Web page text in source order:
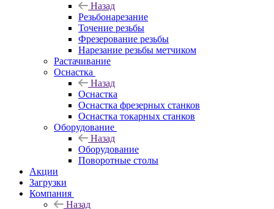
Назад
Резьбонарезание
Точение резьбы
Фрезерование резьбы
Нарезание резьбы метчиком
Растачивание
Оснастка
Назад
Оснастка
Оснастка фрезерных станков
Оснастка токарных станков
Оборудование
Назад
Оборудование
Поворотные столы
Акции
Загрузки
Компания
Назад